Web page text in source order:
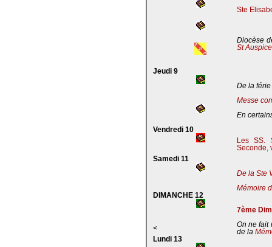
Ste
Diocèse
St
Jeudi 9
De la férie
Messe
En
Vendredi 10
Les SS.
Seconde,
Samedi 11
De la Ste
Mémoire
DIMANCHE 12
7ème
<
On ne fait
de la
Lundi 13